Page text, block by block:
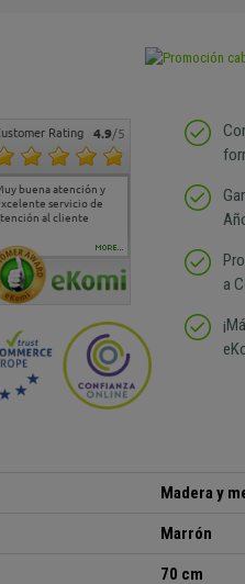
Rating 4.9/5
buena atención y
servicio de
al cliente
Muy buena atención de
cara al asesoramiento
comercial y el envío ha
MORE...
a
Madera y
Marrón
70 cm